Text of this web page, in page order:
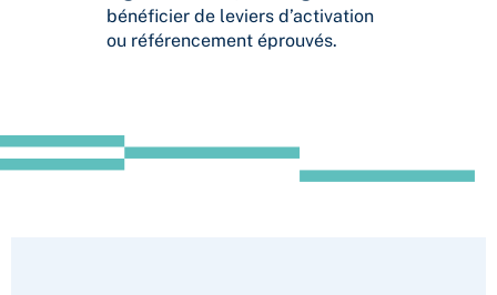
bénéficier de leviers d’activation
ou référencement éprouvés.